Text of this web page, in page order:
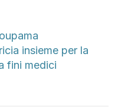
insieme per la
fini medici